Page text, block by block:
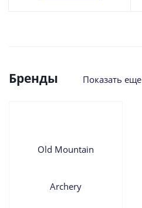
Бренды Показать еще
Old Mountain
Archery